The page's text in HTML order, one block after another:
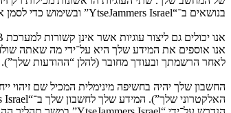
בנושאים ב־“YtseJammers Israel” ובשימוש כדי לסמן את הנושאים אשר נקראו, כדי לשפר את הנאת השימוש.
לאחר הרשמתך ובעודך מחובר (להלן “ההודעות שלך”).
החשבון שלך יהיה בחשיפה מינימלית המכיל שם